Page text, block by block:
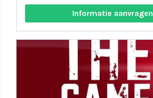
Informatie aanvragen